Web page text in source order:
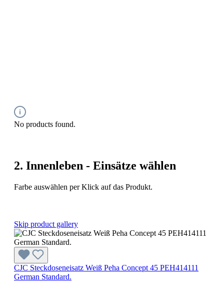
No products found.
2. Innenleben - Einsätze wählen
Farbe auswählen per Klick auf das Produkt.
Skip product gallery
CJC Steckdoseneisatz Weiß Peha Concept 45 PEH414111
German Standard.